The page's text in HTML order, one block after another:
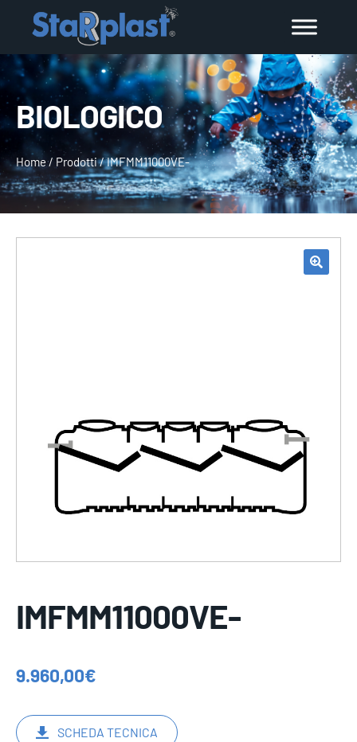
BIOLOGICO
Home/ Prodotti/IMFMM11000VE-
IMFMM11000VE-
9.960,00€
SCHEDA TECNICA